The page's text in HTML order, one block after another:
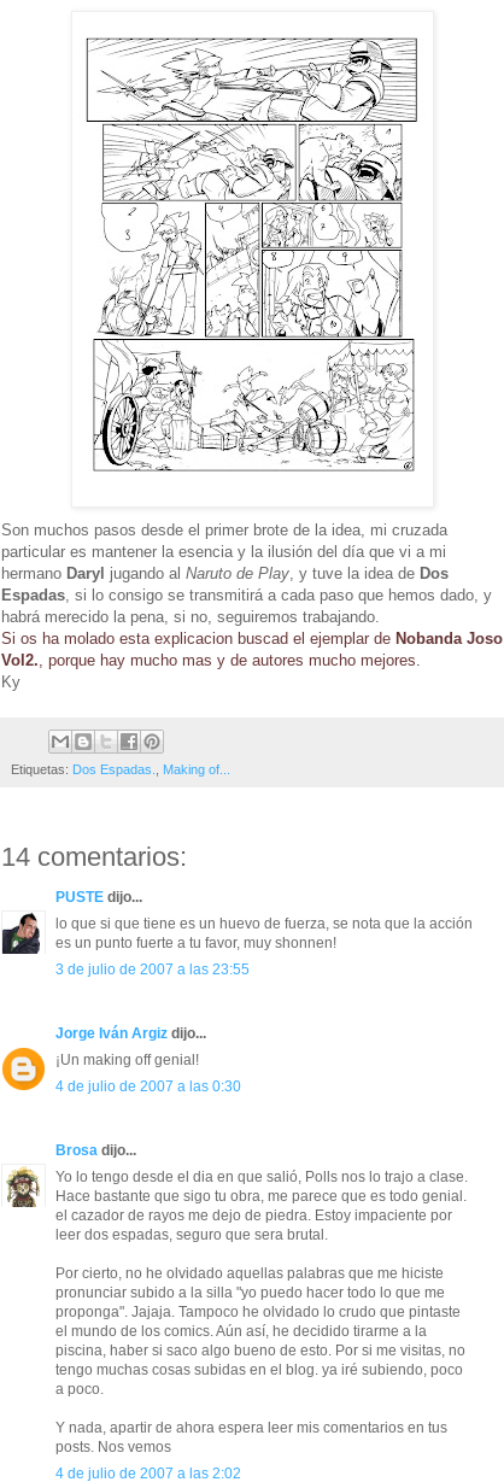
Son muchos pasos desde el primer brote de la idea, mi cruzada
particular es mantener la esencia y la ilusión del día que vi a mi
hermano Daryl jugando al Naruto de Play, y tuve la idea de Dos
Espadas, si lo consigo se transmitirá a cada paso que hemos dado, y
habrá merecido la pena, si no, seguiremos trabajando.
Si os ha molado esta explicacion buscad el ejemplar de Nobanda Joso
Vol2., porque hay mucho mas y de autores mucho mejores.
Ky
Etiquetas: Dos Espadas., Making of...
14 comentarios:
PUSTE dijo...
lo que si que tiene es un huevo de fuerza, se nota que la acción
es un punto fuerte a tu favor, muy shonnen!
3 de julio de 2007 a las 23:55
Jorge Iván Argiz dijo...
¡Un making off genial!
4 de julio de 2007 a las 0:30
Brosa dijo...
Yo lo tengo desde el dia en que salió, Polls nos lo trajo a clase.
Hace bastante que sigo tu obra, me parece que es todo genial.
el cazador de rayos me dejo de piedra. Estoy impaciente por
leer dos espadas, seguro que sera brutal.
Por cierto, no he olvidado aquellas palabras que me hiciste
pronunciar subido a la silla "yo puedo hacer todo lo que me
proponga". Jajaja. Tampoco he olvidado lo crudo que pintaste
el mundo de los comics. Aún así, he decidido tirarme a la
piscina, haber si saco algo bueno de esto. Por si me visitas, no
tengo muchas cosas subidas en el blog. ya iré subiendo, poco
a poco.
Y nada, apartir de ahora espera leer mis comentarios en tus
posts. Nos vemos
4 de julio de 2007 a las 2:02